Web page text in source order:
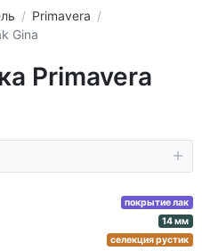
Primavera
Gina
Primavera
покрытие лак
14 мм
селекция рустик